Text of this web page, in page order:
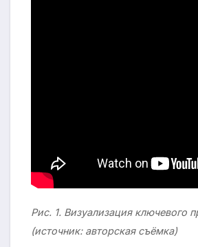
Рис. 1. Визуализация ключевого
(источник: авторская съёмка)